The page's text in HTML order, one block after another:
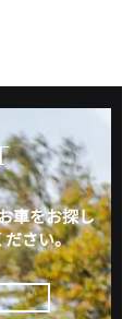
車をお探し
ださい。